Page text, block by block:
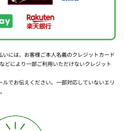
には、お客様ご本人名義のクレジットカード
どにより一部ご利用いただけないクレジット
でお伝えください。一部対応していないエリ